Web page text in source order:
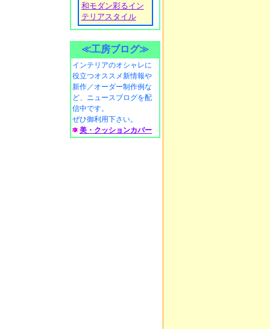
和モダン彩るイン
テリアスタイル
≪工房ブログ≫
インテリアのオシャレに
役立つオススメ新情報や
新作／オーダー制作例な
ど、ニュースブログを配
信中です。
ぜひ御利用下さい。
美・クッションカバー